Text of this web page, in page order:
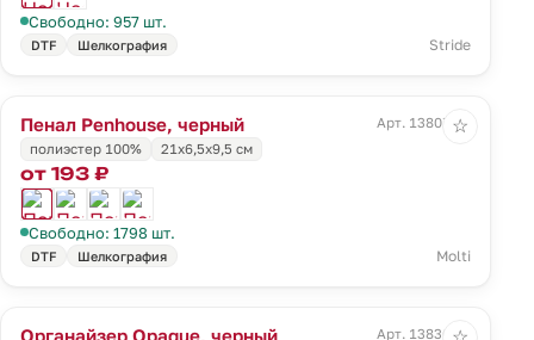
Свободно: 957 шт.
DTF Шелкография Stride
Пенал Penhouse, черный
Арт. 13807.30
полиэстер 100%
21х6,5х9,5 см
от 193 ₽
Свободно: 1798 шт.
DTF Шелкография Molti
☆
Органайзер Opaque, черный
Арт. 13836.30